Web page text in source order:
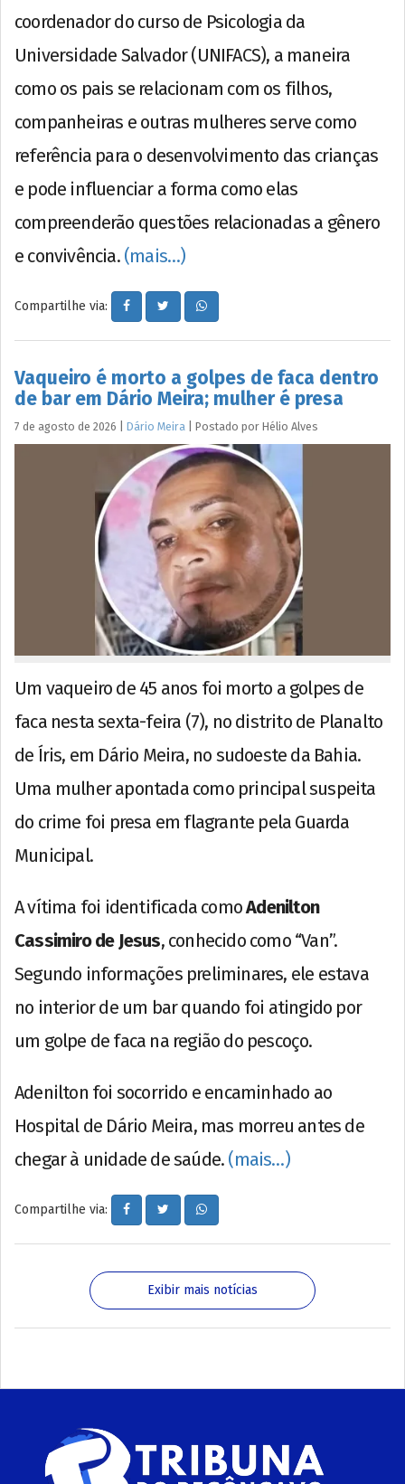
coordenador do curso de Psicologia da
Universidade Salvador (UNIFACS), a maneira
como os pais se relacionam com os filhos,
companheiras e outras mulheres serve como
referência para o desenvolvimento das crianças
e pode influenciar a forma como elas
compreenderão questões relacionadas a gênero
e convivência. (mais…)
Compartilhe via:
Vaqueiro é morto a golpes de faca dentro
de bar em Dário Meira; mulher é presa
7 de agosto de 2026 Dário Meira Postado por Hélio Alves
Um vaqueiro de 45 anos foi morto a golpes de
faca nesta sexta-feira (7), no distrito de Planalto
de Íris, em Dário Meira, no sudoeste da Bahia.
Uma mulher apontada como principal suspeita
do crime foi presa em flagrante pela Guarda
Municipal.
A vítima foi identificada comoAdenilton
Cassimiro de Jesus, conhecido como “Van”.
Segundo informações preliminares, ele estava
no interior de um bar quando foi atingido por
um golpe de faca na região do pescoço.
Adenilton foi socorrido e encaminhado ao
Hospital de Dário Meira, mas morreu antes de
chegar à unidade de saúde. (mais…)
Compartilhe via:
Exibir mais notícias